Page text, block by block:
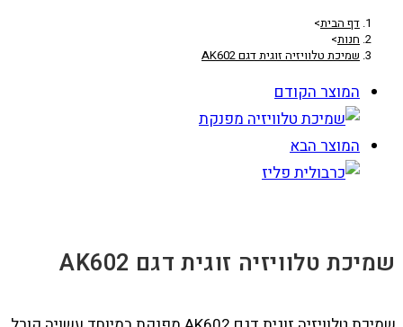
דף הבית>
חנות>
שמיכת טלוויזיה זוגית דגם AK602
המוצר הקודם
המוצר הבא
שמיכת טלוויזיה זוגית דגם AK602